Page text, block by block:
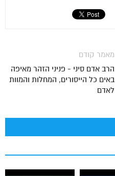
מאמר קודם
הרב אדם סיני - פניני הזהר מאיפה
באים כל הייסורים, המחלות והמוות
לאדם